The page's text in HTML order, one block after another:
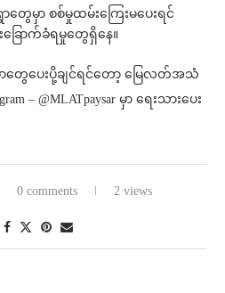
ေမှာ စစ်မှုထမ်းကြေးမပေးရင်
ြောက်ခံရမှုတွေရှိနေ။
တွေပေးပို့ချင်ရင်တော့ မြေလတ်အသံ
– @MLATpaysar မှာ ရေးသားပေး
0 comments 2 views